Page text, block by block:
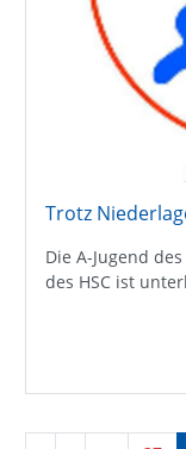
Trotz
Die A-Jugend
des HSC ist